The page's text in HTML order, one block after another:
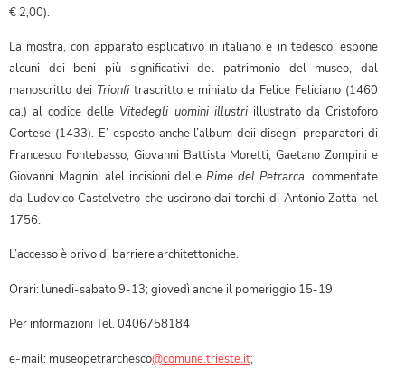
€ 2,00).
La mostra, con apparato esplicativo in italiano e in tedesco, espone
alcuni dei beni più significativi del patrimonio del museo, dal
manoscritto dei Trionfi trascritto e miniato da Felice Feliciano (1460
ca.) al codice delle Vitedegli uomini illustriillustrato da Cristoforo
Cortese (1433). E’ esposto anche l’album deii disegni preparatori di
Francesco Fontebasso, Giovanni Battista Moretti, Gaetano Zompini e
Giovanni Magnini alel incisioni delle Rime del Petrarca, commentate
da Ludovico Castelvetro che uscirono dai torchi di Antonio Zatta nel
1756.
L’accesso è privo di barriere architettoniche.
Orari: lunedi-sabato 9-13; giovedì anche il pomeriggio 15-19
Per informazioni Tel. 0406758184
e-mail: museopetrarchesco@comune.trieste.it;